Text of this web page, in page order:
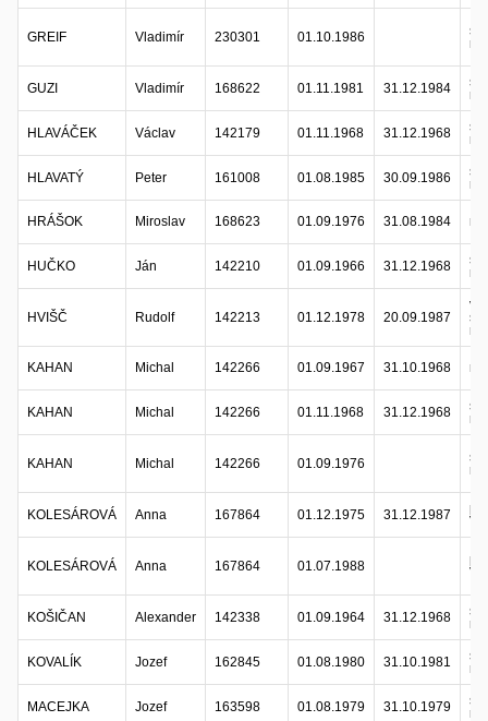
GREIF Vladimír 230301 01.10.1986
GUZI Vladimír 168622 01.11.1981 31.12.1984
HLAVÁČEK Václav 142179 01.11.1968 31.12.1968
HLAVATÝ Peter 161008 01.08.1985 30.09.1986
HRÁŠOK Miroslav 168623 01.09.1976 31.08.1984
HUČKO Ján 142210 01.09.1966 31.12.1968
HVIŠČ Rudolf 142213 01.12.1978 20.09.1987
KAHAN Michal 142266 01.09.1967 31.10.1968
KAHAN Michal 142266 01.11.1968 31.12.1968
KAHAN Michal 142266 01.09.1976
KOLESÁROVÁ Anna 167864 01.12.1975 31.12.1987
KOLESÁROVÁ Anna 167864 01.07.1988
KOŠIČAN Alexander 142338 01.09.1964 31.12.1968
KOVALÍK Jozef 162845 01.08.1980 31.10.1981
MACEJKA Jozef 163598 01.08.1979 31.10.1979